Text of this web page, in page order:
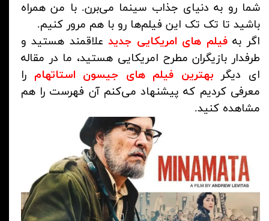
شما رو به دنیای جذاب سینما می‌برن. با من همراه
باشید تا تک تک این فیلم‌ها رو با هم مرور کنیم.
اگر به فیلم های امریکایی جدیدعلاقمند هستید و
طرفدار بازیگران مطرح امریکایی هستید، ما در مقاله
ای دیگر بهترین فیلم های جیسون استاتهام را
معرفی کردیم که پیشنهاد می‌کنم آن فهرست را هم
مشاهده کنید.